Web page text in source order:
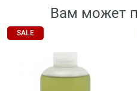
Вам может
SALE